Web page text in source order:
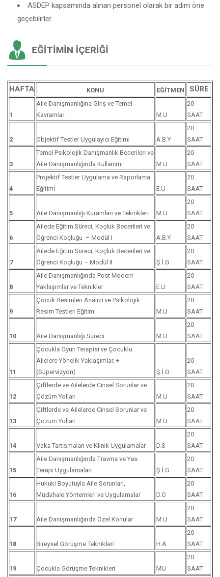
ASDEP kapsamında alınan personel olarak bir adım öne
geçebilirler.
EĞITIMIN İÇERIĞI
HAFTA KONU EĞİTMEN SÜRE
1
Aile Danışmanlığına Giriş ve Temel
Kavramlar
M.U
20
SAAT
2 Objektif Testler Uygulayıcı Eğitimi A.B.Y
20
SAAT
3
Temel Psikolojik Danışmanlık Becerileri ve
Aile Danışmanlığında Kullanımı
M.U
20
SAAT
4
Projektif Testler Uygulama ve Raporlama
Eğitimi
E.U
20
SAAT
5 Aile Danışmanlığı Kuramları ve Teknıkleri M.U
20
SAAT
6
Ailede Eğitim Süreci, Koçluk Becerileri ve
Öğrenci Koçluğu – Modül I
A.B.Y
20
SAAT
7
Ailede Eğitim Süreci, Koçluk Becerileri ve
Öğrenci Koçluğu – Modül II
Ş.İ.G
20
SAAT
8
Aile Danışmanlığında Post Modern
Yaklaşımlar ve Teknıkler
E.U
20
SAAT
9
Çocuk Resimleri Analizi ve Psikolojik
Resim Testleri Eğitimi
M.U
20
SAAT
10 Aile Danışmanlığı Süreci M.U
20
SAAT
11
Çocukla Oyun Terapisi ve Çocuklu
Ailelere Yönelik Yaklaşımlar. +
(Süpervizyon)
Ş.İ.G
20
SAAT
12
Çiftlerde ve Ailelerde Cinsel Sorunlar ve
Çözüm Yolları
M.U
20
SAAT
13
Çiftlerde ve Ailelerde Cinsel Sorunlar ve
Çözüm Yolları
M.U
20
SAAT
14 Vaka Tartışmaları ve Klinik Uygulamalar D.S
20
SAAT
15
Aile Danışmanlığında Travma ve Yas
Terapi Uygulamaları
Ş.İ.G
20
SAAT
16
Hukuki Boyutuyla Aile Sorunları,
Müdahale Yöntemleri ve Uygulamalar
D.O
20
SAAT
17 Aile Danışmanlığında Özel Konular M.U
20
SAAT
18 Bireysel Görüşme Teknikleri H.A
20
SAAT
19 Çocukla Görüşme Teknikleri MU
20
SAAT